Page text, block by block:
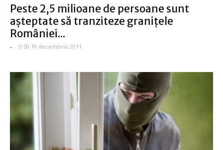
Peste 2,5 milioane de persoane sunt
aşteptate să tranziteze graniţele
României...
- - 0:50 19 decembrie 2011